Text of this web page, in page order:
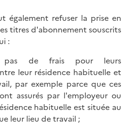
également refuser la prise en
titres d'abonnement souscrits
:
pas de frais pour leurs
leur résidence habituelle et
par exemple parce que ces
assurés par l'employeur ou
habituelle est située au
leur lieu de travail ;